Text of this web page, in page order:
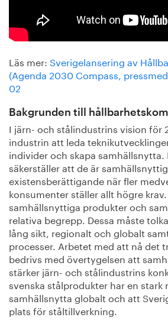
Läs mer: Sverigelansering av
(Agenda 2030 Compass,
02
Bakgrunden till
I järn- och stålindustrins vision för
industrin att leda
individer och skapa samhällsnytta.
säkerställer att de är
existensberättigande när fler
konsumenter ställer allt högre
samhällsnyttiga produkter och
relativa begrepp. Dessa måste
lång sikt, regionalt och globalt
processer. Arbetet med att nå det
bedrivs med övertygelsen att
stärker järn- och stålindustrins
svenska stålprodukter har en stark
samhällsnytta globalt och att
plats för ståltillverkning.